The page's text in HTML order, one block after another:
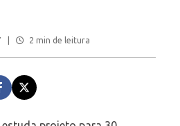
2 min de leitura